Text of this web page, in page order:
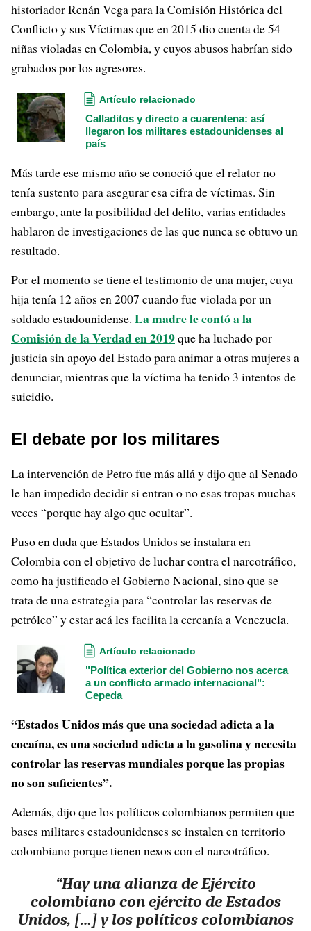
historiador Renán Vega para la Comisión Histórica del
Conflicto y sus Víctimas que en 2015 dio cuenta de 54
niñas violadas en Colombia, y cuyos abusos habrían sido
grabados por los agresores.
Artículo relacionado
Calladitos y directo a cuarentena: así
llegaron los militares estadounidenses al
país
Más tarde ese mismo año se conoció que el relator no
tenía sustento para asegurar esa cifra de víctimas. Sin
embargo, ante la posibilidad del delito, varias entidades
hablaron de investigaciones de las que nunca se obtuvo un
resultado.
Por el momento se tiene el testimonio de una mujer, cuya
hija tenía 12 años en 2007 cuando fue violada por un
soldado estadounidense. La madre le contó a la
Comisión de la Verdad en 2019que ha luchado por
justicia sin apoyo del Estado para animar a otras mujeres a
denunciar, mientras que la víctima ha tenido 3 intentos de
suicidio.
El debate por los militares
La intervención de Petro fue más allá y dijo que al Senado
le han impedido decidir si entran o no esas tropas muchas
veces “porque hay algo que ocultar”.
Puso en duda que Estados Unidos se instalara en
Colombia con el objetivo de luchar contra el narcotráfico,
como ha justificado el Gobierno Nacional, sino que se
trata de una estrategia para “controlar las reservas de
petróleo” y estar acá les facilita la cercanía a Venezuela.
Artículo relacionado
"Política exterior del Gobierno nos acerca
a un conflicto armado internacional":
Cepeda
“Estados Unidos más que una sociedad adicta a la
cocaína, es una sociedad adicta a la gasolina y necesita
controlar las reservas mundiales porque las propias
no son suficientes”.
Además, dijo que los políticos colombianos permiten que
bases militares estadounidenses se instalen en territorio
colombiano porque tienen nexos con el narcotráfico.
“Hay una alianza de Ejército
colombiano con ejército de Estados
Unidos, […] y los políticos colombianos